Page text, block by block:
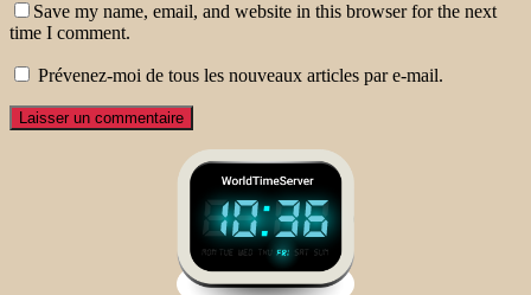
Save my name, email, and website in this browser for the next
time I comment.
Prévenez-moi de tous les nouveaux articles par e-mail.